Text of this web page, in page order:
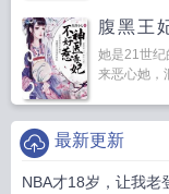
腹黑王
她是21世纪
来恶心她，
最新更新
NBA才18岁，让我老